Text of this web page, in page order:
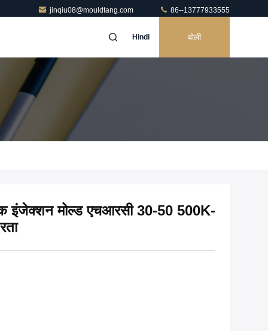
jinqiu08@mouldtang.com 86--13777933555
Hindi बोली
इंजेक्शन मोल्ड एचआरसी 30-50 500K-